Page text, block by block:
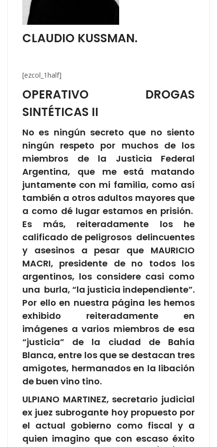
CLAUDIO KUSSMAN.
[ezcol_1half]
OPERATIVO DROGAS
SINTÉTICAS II
No es ningún secreto que no siento
ningún respeto por muchos de los
miembros de la Justicia Federal
Argentina, que me está matando
juntamente con mi familia, como así
también a otros adultos mayores que
a como dé lugar estamos en prisión.
Es más, reiteradamente los he
calificado de peligrosos delincuentes
y asesinos a pesar que MAURICIO
MACRI, presidente de no todos los
argentinos, los considere casi como
una burla, “la justicia independiente”.
Por ello en nuestra página les hemos
exhibido reiteradamente en
imágenes a varios miembros de esa
“justicia” de la ciudad de Bahía
Blanca, entre los que se destacan tres
amigotes, hermanados en la libación
de buen vino tino.
ULPIANO MARTINEZ, secretario judicial
ex juez subrogante hoy propuesto por
el actual gobierno como fiscal y a
quien imagino que con escaso éxito